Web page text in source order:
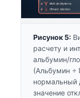
Рисунок 5:
расчету и
альбумин/
(Альбумин ÷
нормальный
значение
Eesti
日本語
Čeština
ქართული
Polski